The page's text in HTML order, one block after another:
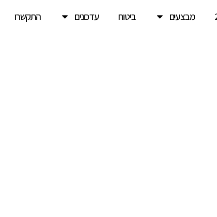
מבצעים ביטוח עדכונים התקשרו